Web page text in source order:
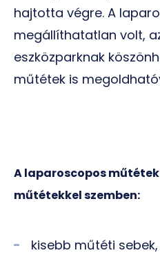
hajtotta végre. A
megállíthatatlan volt,
eszközparknak
műtétek is
A laparoscopos
műtétekkel szemben:
kisebb műtéti